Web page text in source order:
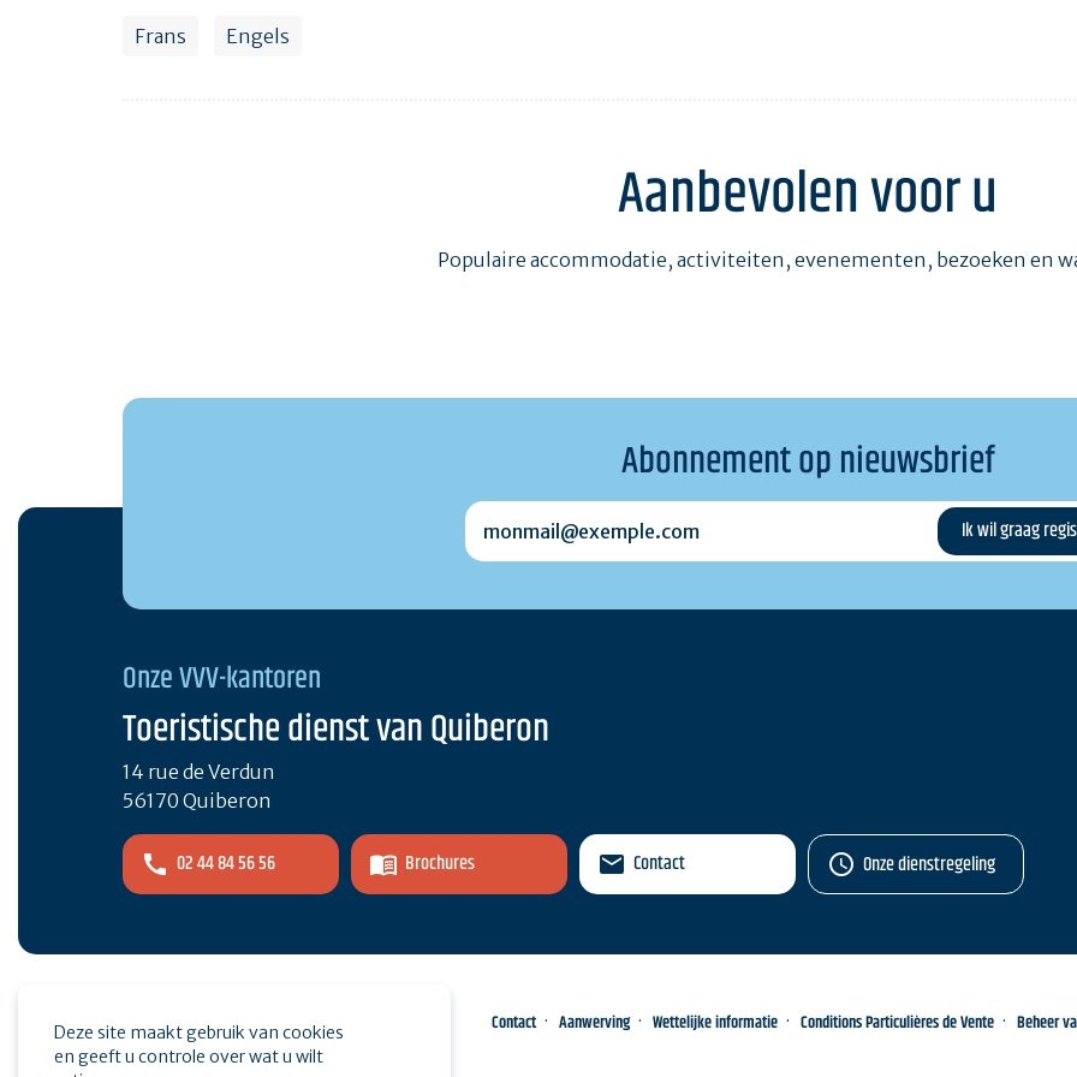
Frans Engels
Aanbevolen voor u
Populaire accommodatie, activiteiten, evenementen, bezoeken en
Abonnement op nieuwsbrief
monmail@exemple.com
Onze VVV-kantoren
Toeristische dienst van Quiberon
14 rue de Verdun
56170 Quiberon
02 44 84 56 56 Brochures Contact Onze dienstregeling
Espace pro Druk op Contact Aanwerving Wettelijke informatie Conditions Particulières de Vente Beheer
Deze site maakt gebruik van cookies
en geeft u controle over wat u wilt